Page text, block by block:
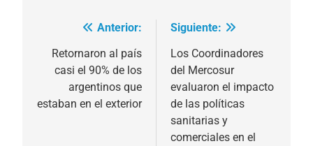
Navegación
de
entradas
Anterior:
Retornaron al país
casi el 90% de los
argentinos que
estaban en el exterior
Siguiente:
Los Coordinadores
del Mercosur
evaluaron el impacto
de las políticas
sanitarias y
comerciales en el